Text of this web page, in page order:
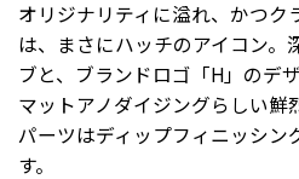
オリジナリティに溢れ、かつク
は、まさにハッチのアイコン。
ブと、ブランドロゴ「H」のデ
マットアノダイジングらしい鮮
パーツはディップフィニッシン
す。